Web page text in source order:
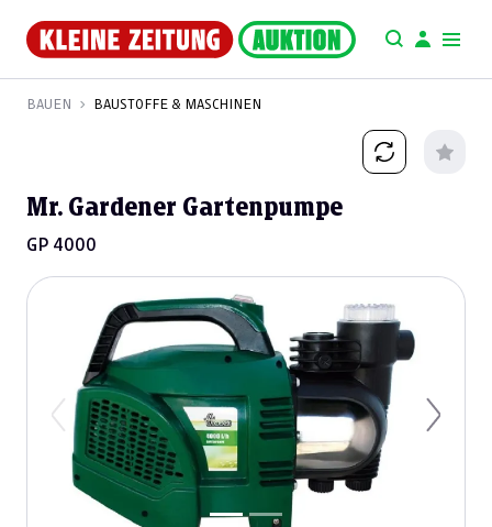
BAUEN BAUSTOFFE & MASCHINEN
Mr. Gardener Gartenpumpe
GP 4000
Previous Next